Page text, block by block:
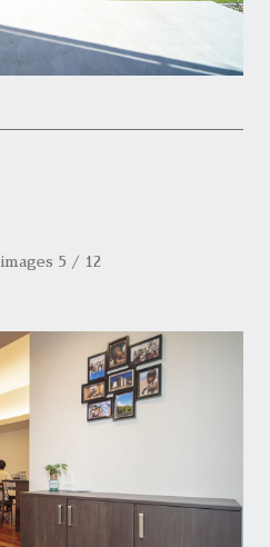
images 6 / 12